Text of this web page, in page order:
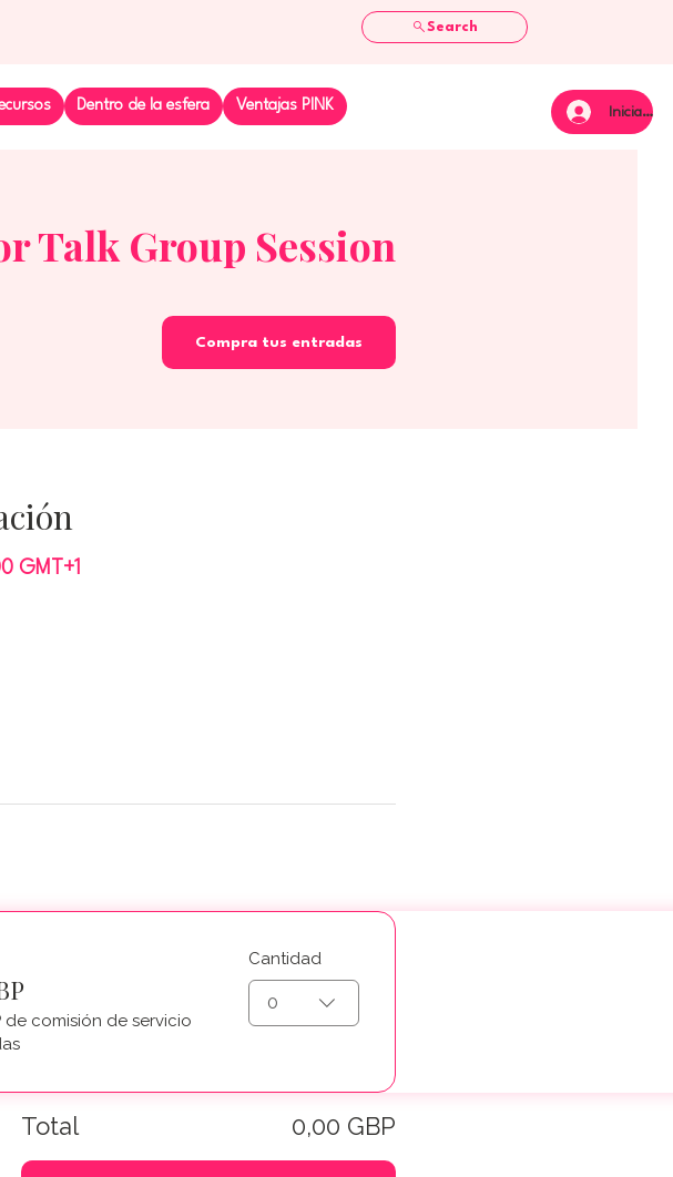
Dentro de la esfera Ventajas PINK Iniciar
Search
Talk Group Session
Compra tus entradas
GMT+1
de comisión de servicio
Cantidad
0
Total 0,00 GBP